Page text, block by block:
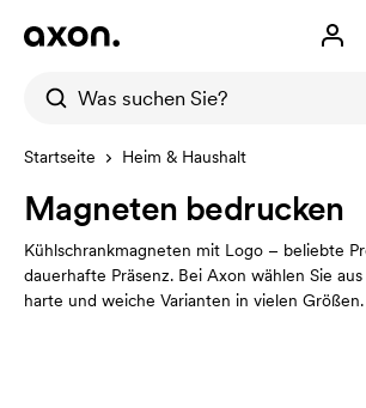
Startseite Heim & Haushalt
Magneten bedrucken
Kühlschrankmagneten mit Logo – beliebte
dauerhafte Präsenz. Bei Axon wählen Sie
harte und weiche Varianten in vielen Größen.